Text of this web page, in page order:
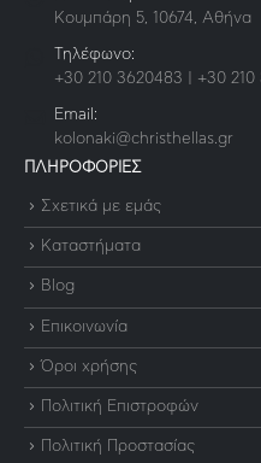
Κουμπάρη 5, 10674, Αθήνα
Τηλέφωνο:
+30 210 3620483 | +30 210
Email:
kolonaki@christhellas.gr
ΠΛΗΡΟΦΟΡΙΕΣ
Σχετικά με εμάς
Καταστήματα
Blog
Επικοινωνία
Όροι χρήσης
Πολιτική Επιστροφών
Πολιτική Προστασίας